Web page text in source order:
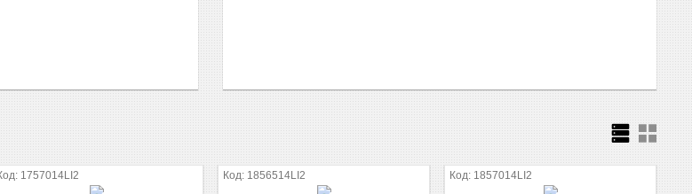
1757014LI2 1856514LI2 1857014LI2